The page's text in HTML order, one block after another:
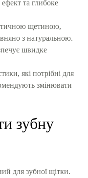
та глибоке
щетиною,
з натуральною.
швидке
які потрібні для
змінювати
зубну
для зубної щітки.